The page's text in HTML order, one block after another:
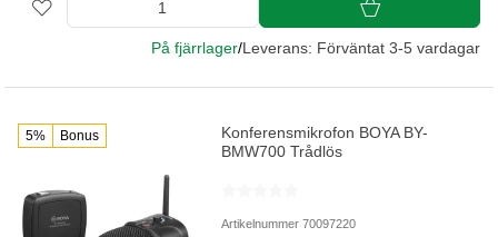
På fjärrlager/Leverans: Förväntat 3-5 vardagar
5% Bonus
Konferensmikrofon BOYA BY-
BMW700 Trådlös
Artikelnummer 70097220